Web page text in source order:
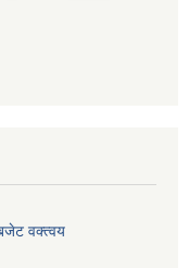
वक्त्वय